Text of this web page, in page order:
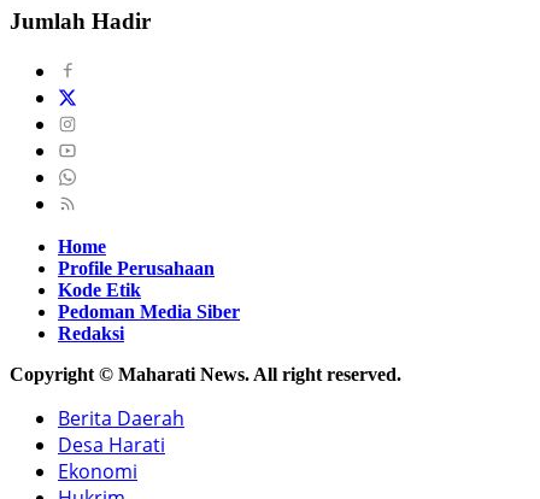
Jumlah Hadir
Home
Profile Perusahaan
Kode Etik
Pedoman Media Siber
Redaksi
Copyright © Maharati News. All right reserved.
Berita Daerah
Desa Harati
Ekonomi